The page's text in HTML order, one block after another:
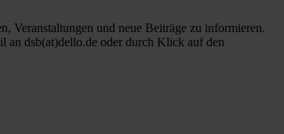
Veranstaltungen und neue Beiträge zu informieren.
dsb(at)dello.de oder durch Klick auf den